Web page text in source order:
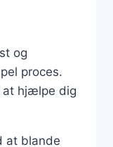
og
proces.
at hjælpe dig
at blande